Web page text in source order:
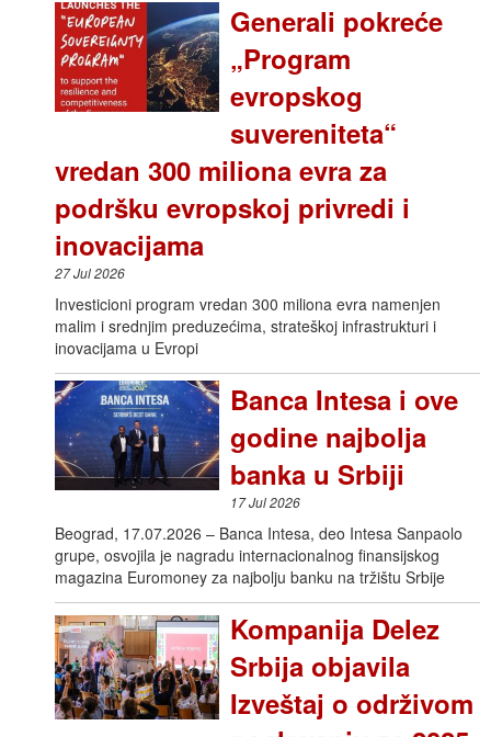
Generali pokreće
„Program
evropskog
suvereniteta“
vredan 300 miliona evra za
podršku evropskoj privredi i
inovacijama
27 Jul 2026
Investicioni program vredan 300 miliona evra namenjen
malim i srednjim preduzećima, strateškoj infrastrukturi i
inovacijama u Evropi
Banca Intesa i ove
godine najbolja
banka u Srbiji
17 Jul 2026
Beograd, 17.07.2026 – Banca Intesa, deo Intesa Sanpaolo
grupe, osvojila je nagradu internacionalnog finansijskog
magazina Euromoney za najbolju banku na tržištu Srbije
Kompanija Delez
Srbija objavila
Izveštaj o održivom